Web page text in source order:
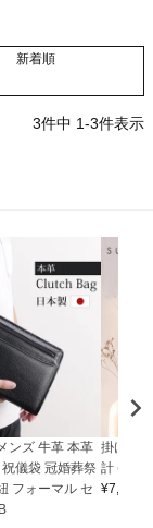
新着順
3件中 1-3件表示
ンズ 牛革 本革
儀袋 冠婚葬祭
フォーマル セ
掛け時
計
¥7,150